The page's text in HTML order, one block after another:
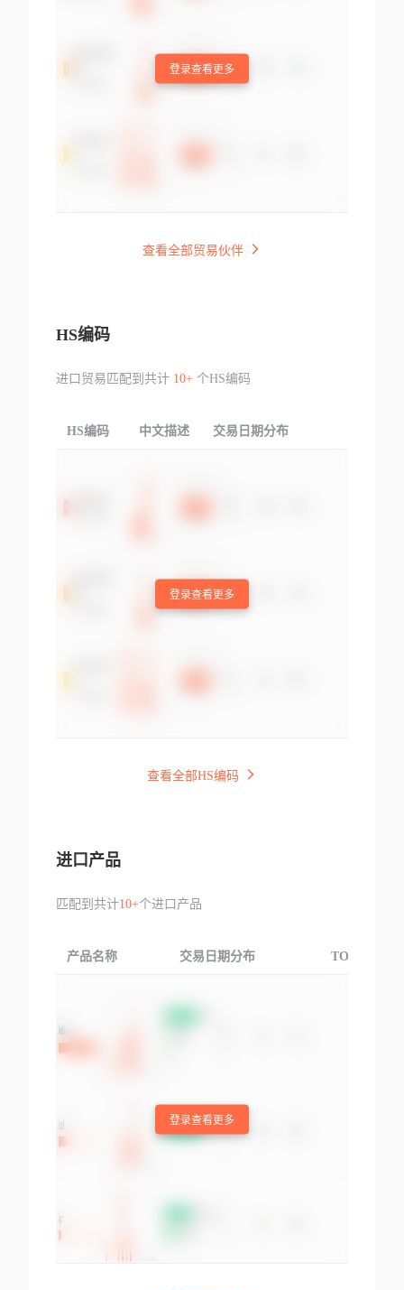
登录查看更多
查看全部贸易伙伴
HS编码
进口贸易匹配到共计 10+个HS编码
HS编码 中文描述 交易日期分布
登录查看更多
查看全部HS编码
进口产品
匹配到共计10+个进口产品
产品名称 交易日期分布 TOP3交易国
登录查看更多